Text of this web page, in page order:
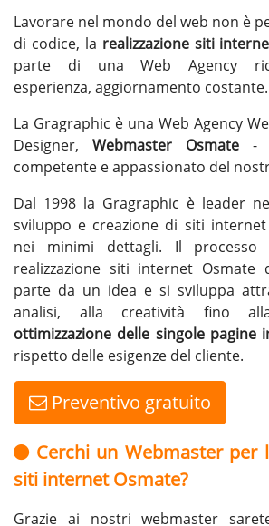
Lavorare nel mondo del web non è
di codice, la realizzazione siti
parte di una Web Agency
esperienza, aggiornamento costante.
La Gragraphic è una Web Agency
Designer, Webmaster Osmate-
competente e appassionato del
Dal 1998 la Gragraphic è leader
sviluppo e creazione di siti
nei minimi dettagli. Il processo
realizzazione siti internet Osmate
parte da un idea e si sviluppa
analisi, alla creatività fino
ottimizzazione delle singole pagine
rispetto delle esigenze del cliente.
Preventivo gratuito
Cerchi un Webmaster per
siti internet Osmate?
Grazie ai nostri webmaster